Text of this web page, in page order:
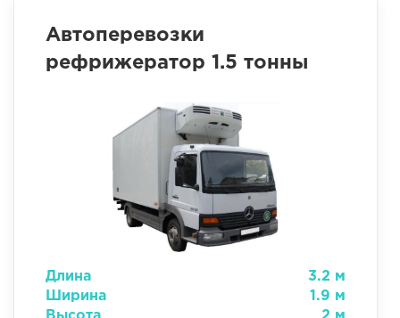
Автоперевозки
рефрижератор 1.5 тонны
Длина
3.2 м
Ширина
1.9 м